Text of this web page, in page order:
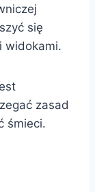
się
widokami.
zasad
śmieci.